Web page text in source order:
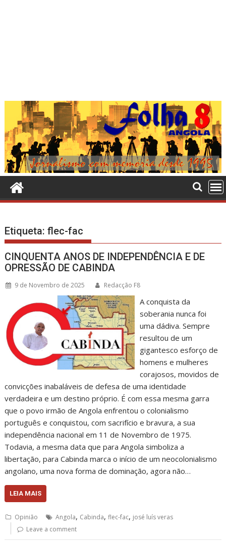
Etiqueta:flec-fac
CINQUENTA ANOS DE INDEPENDÊNCIA E DE
OPRESSÃO DE CABINDA
9 de Novembro de 2025 Redacção F8
A conquista da
soberania nunca foi
uma dádiva. Sempre
resultou de um
gigantesco esforço de
homens e mulheres
corajosos, movidos de
convicções inabaláveis de defesa de uma identidade
verdadeira e um destino próprio. É com essa mesma garra
que o povo irmão de Angola enfrentou o colonialismo
português e conquistou, com sacrifício e bravura, a sua
independência nacional em 11 de Novembro de 1975.
Todavia, a mesma data que para Angola simboliza a
libertação, para Cabinda marca o início de um neocolonialismo
angolano, uma nova forma de dominação, agora não…
LEIA MAIS
Opinião Angola, Cabinda,flec-fac, josé luís veras
Leave a comment